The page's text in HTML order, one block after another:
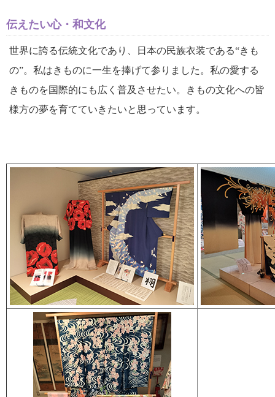
伝えたい心・和文化
世界に誇る伝統文化であり、日本の民族衣装である“きも
の”。私はきものに一生を捧げて参りました。私の愛する
きものを国際的にも広く普及させたい。きもの文化への皆
様方の夢を育てていきたいと思っています。